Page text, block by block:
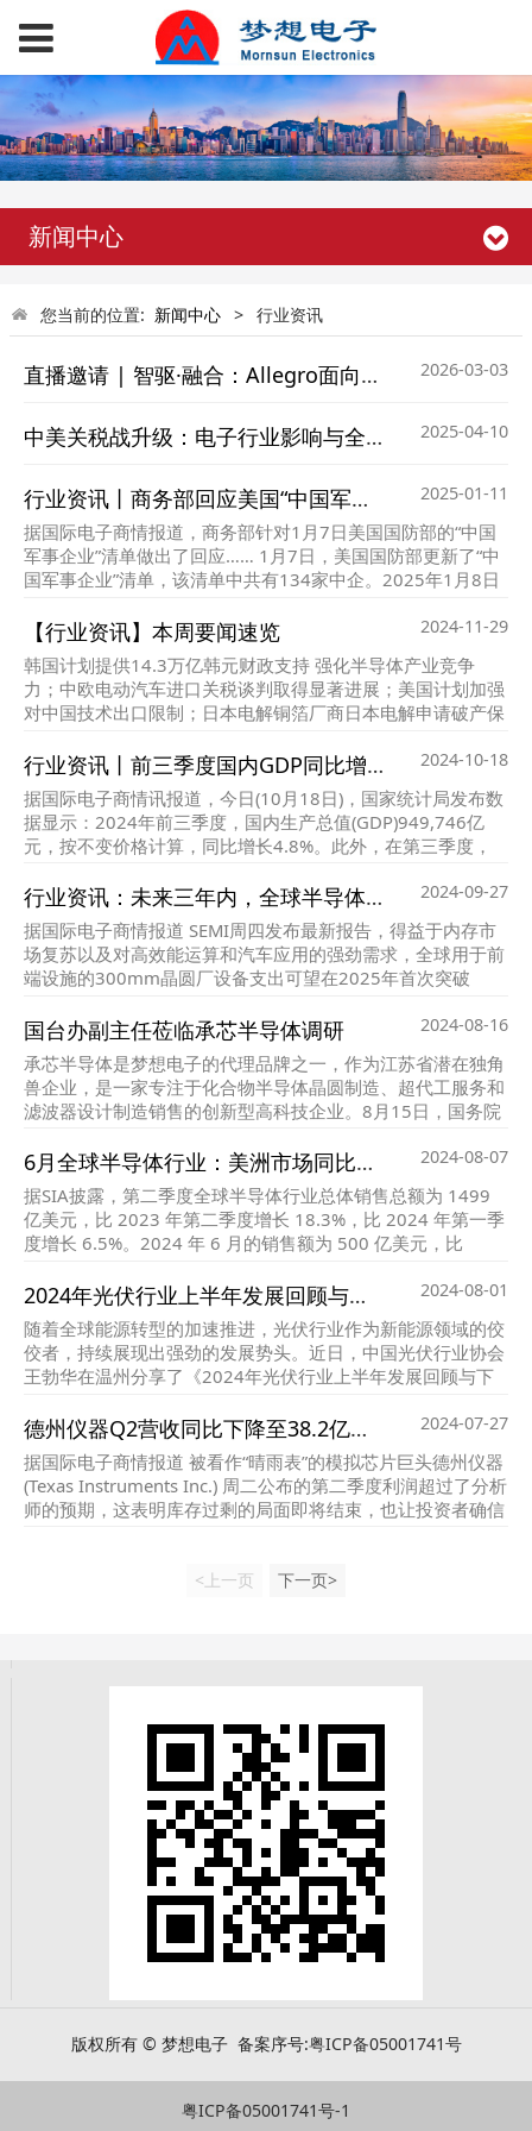
新闻中心
您当前的位置: 新闻中心 > 行业资讯
直播邀请 | 智驱·融合：Allegro面向智能车身应用的芯片全景解决方案 2026-03-03
中美关税战升级：电子行业影响与全球产业链震荡 2025-04-10
行业资讯丨商务部回应美国“中国军事企业清单” 2025-01-11
据国际电子商情报道，商务部针对1月7日美国国防部的“中国
军事企业”清单做出了回应…… 1月7日，美国国防部更新了“中
国军事企业”清单，该清单中共有134家中企。2025年1月8日
经贸秩序，危害全球产业链供应链稳定。”
【行业资讯】本周要闻速览 2024-11-29
韩国计划提供14.3万亿韩元财政支持 强化半导体产业竞争
力；中欧电动汽车进口关税谈判取得显著进展；美国计划加强
对中国技术出口限制；日本电解铜箔厂商日本电解申请破产保
胁。。。
行业资讯丨前三季度国内GDP同比增4.8%，多项制造业PMI指标好转 2024-10-18
据国际电子商情讯报道，今日(10月18日)，国家统计局发布数
据显示：2024年前三季度，国内生产总值(GDP)949,746亿
元，按不变价格计算，同比增长4.8%。此外，在第三季度，
行业资讯：未来三年内，全球半导体设备市场将迎来销售新高潮 2024-09-27
据国际电子商情报道 SEMI周四发布最新报告，得益于内存市
场复苏以及对高效能运算和汽车应用的强劲需求，全球用于前
端设施的300mm晶圆厂设备支出可望在2025年首次突破
国台办副主任莅临承芯半导体调研 2024-08-16
承芯半导体是梦想电子的代理品牌之一，作为江苏省潜在独角
兽企业，是一家专注于化合物半导体晶圆制造、超代工服务和
滤波器设计制造销售的创新型高科技企业。8月15日，国务院
省台办主任练月琴和常州市委书记陈金虎等领导陪同调研。
6月全球半导体行业：美洲市场同比领涨42.8%！中国亚太紧随 2024-08-07
据SIA披露，第二季度全球半导体行业总体销售总额为 1499
亿美元，比 2023 年第二季度增长 18.3%，比 2024 年第一季
度增长 6.5%。2024 年 6 月的销售额为 500 亿美元，比
2024年光伏行业上半年发展回顾与下半年形势展望 2024-08-01
随着全球能源转型的加速推进，光伏行业作为新能源领域的佼
佼者，持续展现出强劲的发展势头。近日，中国光伏行业协会
王勃华在温州分享了《2024年光伏行业上半年发展回顾与下
势。本文将全面解读这份报告，带您深入了解光伏行业的最新
进展。
德州仪器Q2营收同比下降至38.2亿美元，毛利率环比提升 2024-07-27
据国际电子商情报道 被看作“晴雨表”的模拟芯片巨头德州仪器
(Texas Instruments Inc.) 周二公布的第二季度利润超过了分析
师的预期，这表明库存过剩的局面即将结束，也让投资者确信
<上一页 下一页>
版权所有 © 梦想电子 备案序号:粤ICP备05001741号
粤ICP备05001741号-1